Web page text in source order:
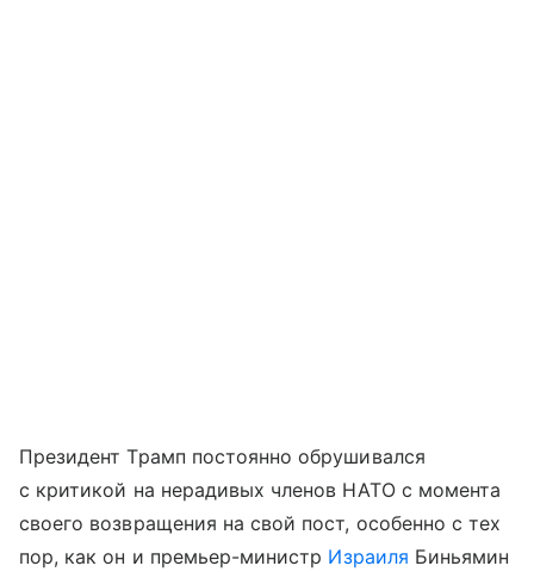
Президент Трамп постоянно обрушивался
с критикой на нерадивых членов НАТО с момента
своего возвращения на свой пост, особенно с тех
пор, как он и премьер-министр Израиля Биньямин